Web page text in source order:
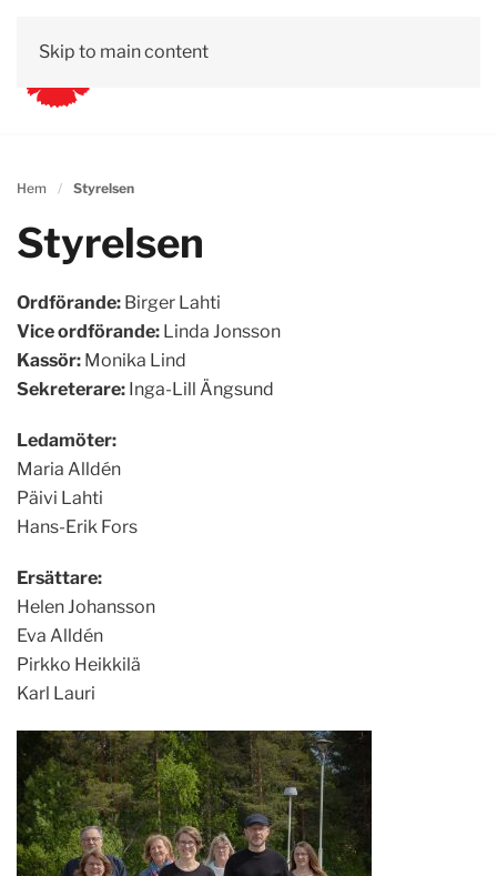
Skip to main content
Vår politik
Hem Styrelsen
Styrelsen
Ordförande: Birger Lahti
Vice ordförande: Linda Jonsson
Kassör: Monika Lind
Sekreterare: Inga-Lill Ängsund
Ledamöter:
Maria Alldén
Päivi Lahti
Hans-Erik Fors
Ersättare:
Helen Johansson
Eva Alldén
Pirkko Heikkilä
Karl Lauri